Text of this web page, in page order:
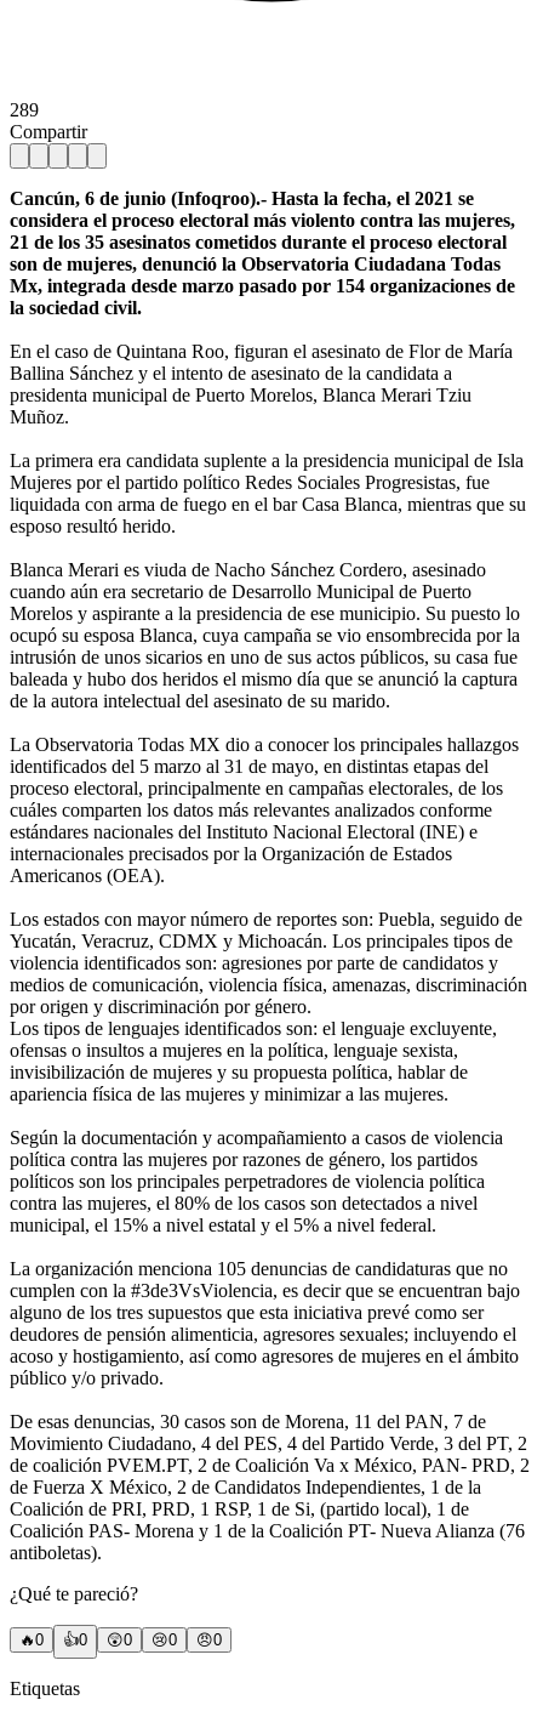
289
Compartir
Cancún, 6 de junio (Infoqroo).- Hasta la fecha, el 2021 se
considera el proceso electoral más violento contra las mujeres,
21 de los 35 asesinatos cometidos durante el proceso electoral
son de mujeres, denunció la Observatoria Ciudadana Todas
Mx, integrada desde marzo pasado por 154 organizaciones de
la sociedad civil.
En el caso de Quintana Roo, figuran el asesinato de Flor de María
Ballina Sánchez y el intento de asesinato de la candidata a
presidenta municipal de Puerto Morelos, Blanca Merari Tziu
Muñoz.
La primera era candidata suplente a la presidencia municipal de Isla
Mujeres por el partido político Redes Sociales Progresistas, fue
liquidada con arma de fuego en el bar Casa Blanca, mientras que su
esposo resultó herido.
Blanca Merari es viuda de Nacho Sánchez Cordero, asesinado
cuando aún era secretario de Desarrollo Municipal de Puerto
Morelos y aspirante a la presidencia de ese municipio. Su puesto lo
ocupó su esposa Blanca, cuya campaña se vio ensombrecida por la
intrusión de unos sicarios en uno de sus actos públicos, su casa fue
baleada y hubo dos heridos el mismo día que se anunció la captura
de la autora intelectual del asesinato de su marido.
La Observatoria Todas MX dio a conocer los principales hallazgos
identificados del 5 marzo al 31 de mayo, en distintas etapas del
proceso electoral, principalmente en campañas electorales, de los
cuáles comparten los datos más relevantes analizados conforme
estándares nacionales del Instituto Nacional Electoral (INE) e
internacionales precisados por la Organización de Estados
Americanos (OEA).
Los estados con mayor número de reportes son: Puebla, seguido de
Yucatán, Veracruz, CDMX y Michoacán. Los principales tipos de
violencia identificados son: agresiones por parte de candidatos y
medios de comunicación, violencia física, amenazas, discriminación
por origen y discriminación por género.
Los tipos de lenguajes identificados son: el lenguaje excluyente,
ofensas o insultos a mujeres en la política, lenguaje sexista,
invisibilización de mujeres y su propuesta política, hablar de
apariencia física de las mujeres y minimizar a las mujeres.
Según la documentación y acompañamiento a casos de violencia
política contra las mujeres por razones de género, los partidos
políticos son los principales perpetradores de violencia política
contra las mujeres, el 80% de los casos son detectados a nivel
municipal, el 15% a nivel estatal y el 5% a nivel federal.
La organización menciona 105 denuncias de candidaturas que no
cumplen con la #3de3VsViolencia, es decir que se encuentran bajo
alguno de los tres supuestos que esta iniciativa prevé como ser
deudores de pensión alimenticia, agresores sexuales; incluyendo el
acoso y hostigamiento, así como agresores de mujeres en el ámbito
público y/o privado.
De esas denuncias, 30 casos son de Morena, 11 del PAN, 7 de
Movimiento Ciudadano, 4 del PES, 4 del Partido Verde, 3 del PT, 2
de coalición PVEM.PT, 2 de Coalición Va x México, PAN- PRD, 2
de Fuerza X México, 2 de Candidatos Independientes, 1 de la
Coalición de PRI, PRD, 1 RSP, 1 de Si, (partido local), 1 de
Coalición PAS- Morena y 1 de la Coalición PT- Nueva Alianza (76
antiboletas).
¿Qué te pareció?
🔥0 👍0 😲0 😢0 😠0
Etiquetas